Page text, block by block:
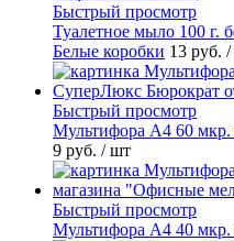
Быстрый просмотр
Туалетное мыло 100
Белые коробки 13 руб.
Быстрый просмотр
Мультифора А4 60
9 руб. / шт
Быстрый просмотр
Мультифора А4 40 мкр.